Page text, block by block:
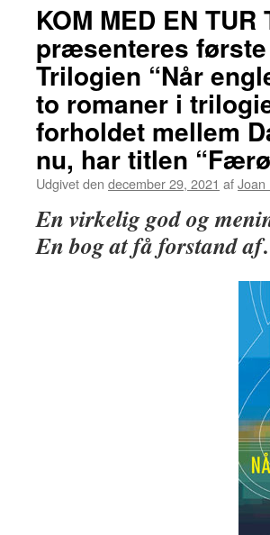
KOM MED EN
præsenteres
Trilogien “Når
to romaner i
forholdet mellem
nu, har titlen
Udgivet den december 29, 2021 af
En virkelig god og
En bog at få forstand